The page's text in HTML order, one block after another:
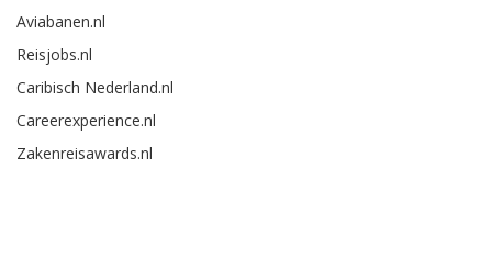
Aviabanen.nl
Reisjobs.nl
Caribisch Nederland.nl
Careerexperience.nl
Zakenreisawards.nl